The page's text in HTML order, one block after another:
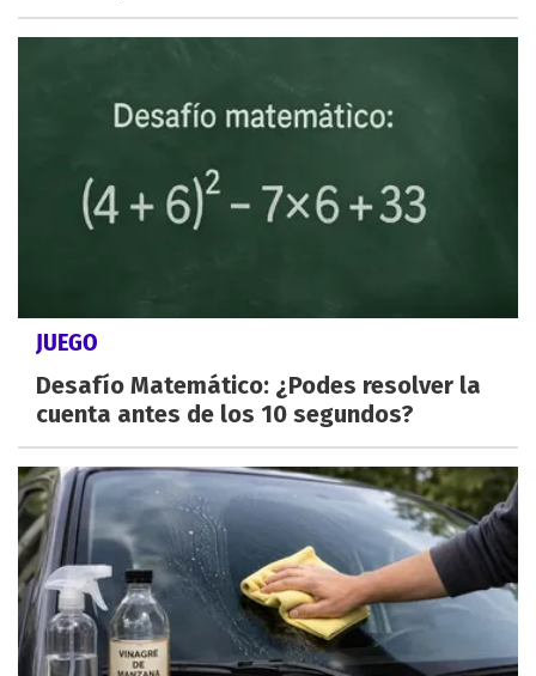
JUEGO
Desafío Matemático: ¿Podes resolver la
cuenta antes de los 10 segundos?